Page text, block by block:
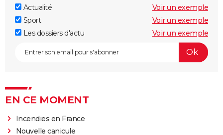
Actualité
Voir un exemple
Sport
Voir un exemple
Les dossiers d'actu
Voir un exemple
EN CE MOMENT
Incendies en France
Nouvelle canicule